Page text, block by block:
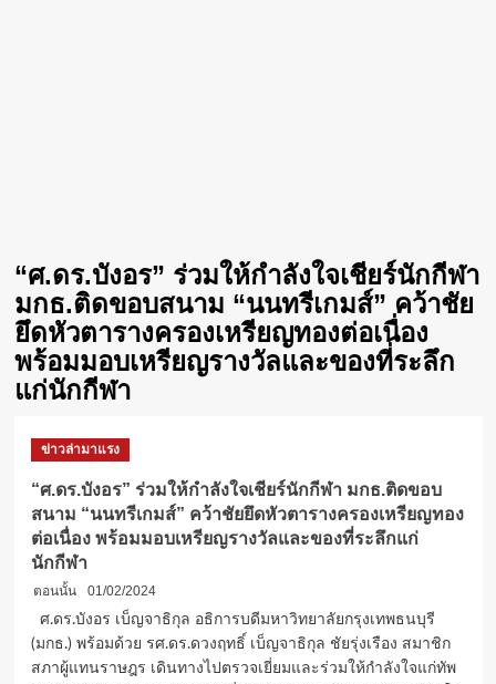
“ศ.ดร.บังอร” ร่วมให้กำลังใจเชียร์นักกีฬา
มกธ.ติดขอบสนาม “นนทรีเกมส์” คว้าชัย
ยึดหัวตารางครองเหรียญทองต่อเนื่อง
พร้อมมอบเหรียญรางวัลและของที่ระลึก
แก่นักกีฬา
ข่าวล่ามาแรง
“ศ.ดร.บังอร” ร่วมให้กำลังใจเชียร์นักกีฬา มกธ.ติดขอบ
สนาม “นนทรีเกมส์” คว้าชัยยึดหัวตารางครองเหรียญทอง
ต่อเนื่อง พร้อมมอบเหรียญรางวัลและของที่ระลึกแก่
นักกีฬา
ตอนนั้น
01/02/2024
ศ.ดร.บังอร เบ็ญจาธิกุล อธิการบดีมหาวิทยาลัยกรุงเทพธนบุรี
(มกธ.) พร้อมด้วย รศ.ดร.ดวงฤทธิ์ เบ็ญจาธิกุล ชัยรุ่งเรือง สมาชิก
สภาผู้แทนราษฎร เดินทางไปตรวจเยี่ยมและร่วมให้กำลังใจแก่ทัพ